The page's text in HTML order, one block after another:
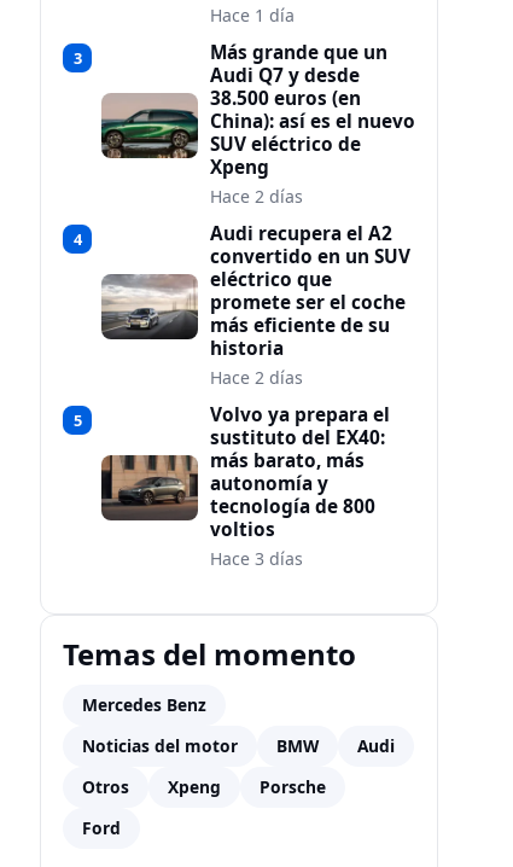
Hace 1 día
3
Más grande que un
Audi Q7 y desde
38.500 euros (en
China): así es el nuevo
SUV eléctrico de
Xpeng
Hace 2 días
4
Audi recupera el A2
convertido en un SUV
eléctrico que
promete ser el coche
más eficiente de su
historia
Hace 2 días
5
Volvo ya prepara el
sustituto del EX40:
más barato, más
autonomía y
tecnología de 800
voltios
Hace 3 días
Temas del momento
Mercedes Benz
Noticias del motor
BMW
Audi
Otros
Xpeng
Porsche
Ford